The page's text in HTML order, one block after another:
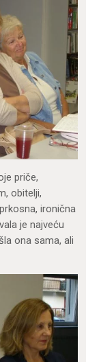
priče,
obitelji,
ironična
je najveću
ona sama, ali